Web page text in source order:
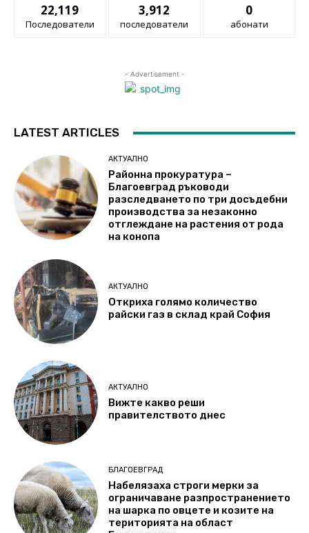
22,119
Последователи
3,912
последователи
0
абонати
- Advertisement -
LATEST ARTICLES
АКТУАЛНО
Районна прокуратура –
Благоевград ръководи
разследването по три досъдебни
производства за незаконно
отглеждане на растения от рода
на конопа
АКТУАЛНО
Откриха голямо количество
райски газ в склад край София
АКТУАЛНО
Вижте какво реши
правителството днес
БЛАГОЕВГРАД
Набелязаха строги мерки за
ограничаване разпространението
на шарка по овцете и козите на
територията на област